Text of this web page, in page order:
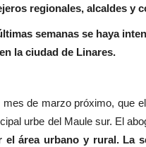
regionales, alcaldes y
semanas se haya
la ciudad de Linares.
de marzo próximo, que
urbe del Maule sur. El
el área urbano y rural. La
mantiene enAvanza
de